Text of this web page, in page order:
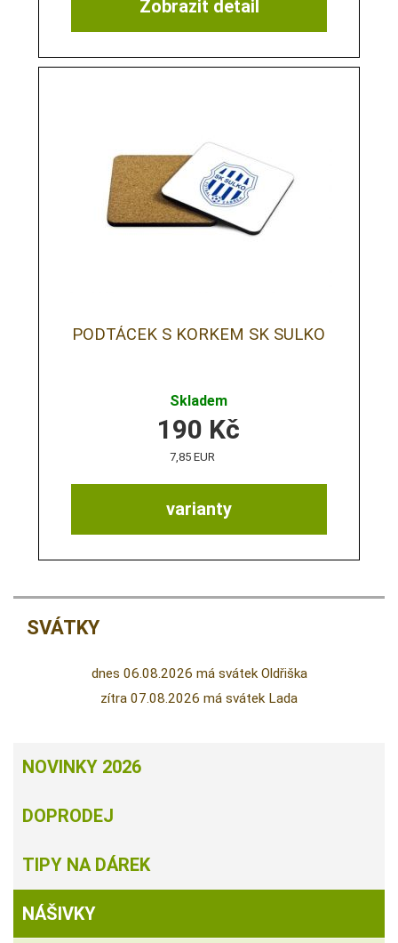
Zobrazit detail
PODTÁCEK S KORKEM SK SULKO
Skladem
varianty
190 Kč
7,85 EUR
SVÁTKY
dnes 06.08.2026 má svátek Oldřiška
zítra 07.08.2026 má svátek Lada
NOVINKY 2026
DOPRODEJ
TIPY NA DÁREK
NÁŠIVKY